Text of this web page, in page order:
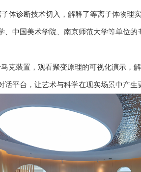
体诊断技术切入，解释了等离子体物理
中国美术学院、南京师范大学等单位
克装置，观看聚变原理的可视化演示，
平台，让艺术与科学在现实场景中产生